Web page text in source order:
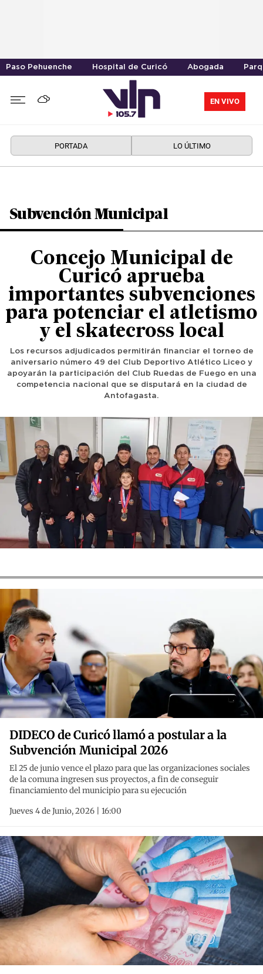
Paso Pehuenche Hospital de Curicó Abogada
EN VIVO
PORTADA LO ÚLTIMO
Subvención Municipal
Concejo Municipal de
Curicó aprueba
importantes subvenciones
para potenciar el atletismo
y el skatecross local
Los recursos adjudicados permitirán financiar el torneo de
aniversario número 49 del Club Deportivo Atlético Liceo y
apoyarán la participación del Club Ruedas de Fuego en una
competencia nacional que se disputará en la ciudad de
Antofagasta.
DIDECO de Curicó llamó a postular a la
Subvención Municipal 2026
El 25 de junio vence el plazo para que las organizaciones sociales
de la comuna ingresen sus proyectos, a fin de conseguir
financiamiento del municipio para su ejecución
Jueves 4 de Junio, 2026 | 16:00